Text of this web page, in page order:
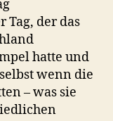
der das
hatte und
wenn die
– was sie